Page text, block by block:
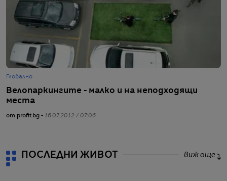
Глобално
Велопаркингите - малко и на неподходящи
места
от profit.bg - 16.07.2012 / 07:06
ПОСЛЕДНИ ЖИВОТ виж още